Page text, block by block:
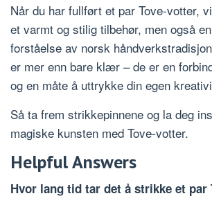
Når du har fullført et par Tove-votter,
et varmt og stilig tilbehør, men også
forståelse av norsk
er mer enn bare klær – de er en
og en måte å uttrykke din egen
Så ta frem strikkepinnene og la deg
magiske kunsten med Tove-votter.
Helpful Answers
Hvor lang tid tar det å strikke et par